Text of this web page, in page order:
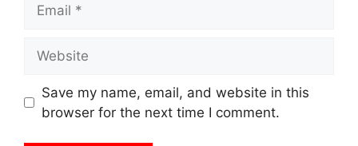
Save my name, email, and website in this
browser for the next time I comment.